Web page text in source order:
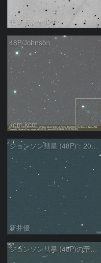
モンドシャルナ
48P/Johnson
kem.kem
ジョンソン彗星 (48P)：2025/08/20
新井優
ジョンソン彗星 (48P)の予報位置：2024/08/26